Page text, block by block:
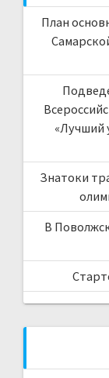
План
«Лучший
Знатоки
В